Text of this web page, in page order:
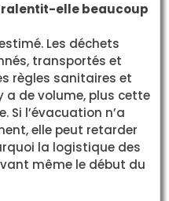
ralentit-elle beaucoup
Les déchets
transportés et
règles sanitaires et
a de volume, plus cette
Si l’évacuation n’a
elle peut retarder
la logistique des
même le début du